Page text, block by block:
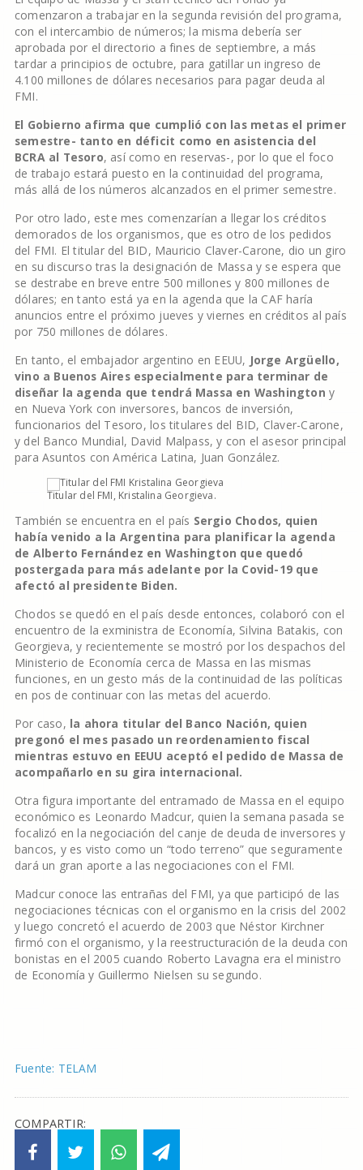
comenzaron a trabajar en la segunda revisión del programa,
con el intercambio de números; la misma debería ser
aprobada por el directorio a fines de septiembre, a más
tardar a principios de octubre, para gatillar un ingreso de
4.100 millones de dólares necesarios para pagar deuda al
FMI.
El Gobierno afirma que cumplió con las metas el primer
semestre- tanto en déficit como en asistencia del
BCRA al Tesoro, así como en reservas-, por lo que el foco
de trabajo estará puesto en la continuidad del programa,
más allá de los números alcanzados en el primer semestre.
Por otro lado, este mes comenzarían a llegar los créditos
demorados de los organismos, que es otro de los pedidos
del FMI. El titular del BID, Mauricio Claver-Carone, dio un giro
en su discurso tras la designación de Massa y se espera que
se destrabe en breve entre 500 millones y 800 millones de
dólares; en tanto está ya en la agenda que la CAF haría
anuncios entre el próximo jueves y viernes en créditos al país
por 750 millones de dólares.
En tanto, el embajador argentino en EEUU, Jorge Argüello,
vino a Buenos Aires especialmente para terminar de
diseñar la agenda que tendrá Massa en Washington y
en Nueva York con inversores, bancos de inversión,
funcionarios del Tesoro, los titulares del BID, Claver-Carone,
y del Banco Mundial, David Malpass, y con el asesor principal
para Asuntos con América Latina, Juan González.
Titular del FMI, Kristalina Georgieva.
También se encuentra en el país Sergio Chodos, quien
había venido a la Argentina para planificar la agenda
de Alberto Fernández en Washington que quedó
postergada para más adelante por la Covid-19 que
afectó al presidente Biden.
Chodos se quedó en el país desde entonces, colaboró con el
encuentro de la exministra de Economía, Silvina Batakis, con
Georgieva, y recientemente se mostró por los despachos del
Ministerio de Economía cerca de Massa en las mismas
funciones, en un gesto más de la continuidad de las políticas
en pos de continuar con las metas del acuerdo.
Por caso, la ahora titular del Banco Nación, quien
pregonó el mes pasado un reordenamiento fiscal
mientras estuvo en EEUU aceptó el pedido de Massa de
acompañarlo en su gira internacional.
Otra figura importante del entramado de Massa en el equipo
económico es Leonardo Madcur, quien la semana pasada se
focalizó en la negociación del canje de deuda de inversores y
bancos, y es visto como un “todo terreno” que seguramente
dará un gran aporte a las negociaciones con el FMI.
Madcur conoce las entrañas del FMI, ya que participó de las
negociaciones técnicas con el organismo en la crisis del 2002
y luego concretó el acuerdo de 2003 que Néstor Kirchner
firmó con el organismo, y la reestructuración de la deuda con
bonistas en el 2005 cuando Roberto Lavagna era el ministro
de Economía y Guillermo Nielsen su segundo.
Fuente: TELAM
COMPARTIR: